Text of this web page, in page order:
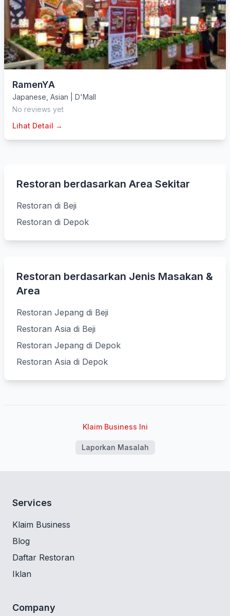
RamenYA
Japanese Asian
D'Mall
No reviews yet
Lihat Detail →
Restoran berdasarkan Area Sekitar
Restoran di Beji
Restoran di Depok
Restoran berdasarkan Jenis Masakan &
Area
Restoran Jepang di Beji
Restoran Asia di Beji
Restoran Jepang di Depok
Restoran Asia di Depok
Klaim Business Ini
Laporkan Masalah
Services
Klaim Business
Blog
Daftar Restoran
Iklan
Company